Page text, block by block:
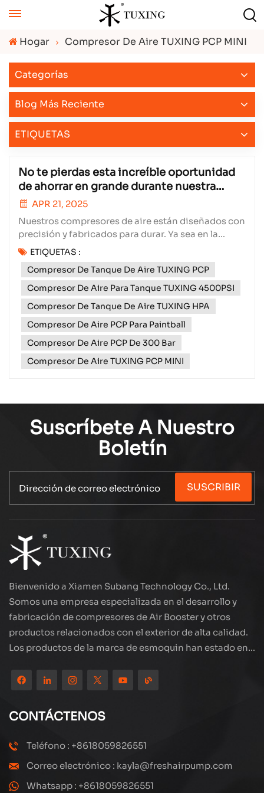
Hogar Compresor De Aire TUXING PCP MINI
Categorías
Blog Más Reciente
ETIQUETAS
No te pierdas esta increíble oportunidad
de ahorrar en grande durante nuestra
venta previa a las fiestas del Primero de
Mayo.
APR 21, 2025
Nuestros compresores de aire están diseñados con
precisión y fabricados para durar. Ya sea en la
construcción, la manufactura o cualquier industria
que dependa del aire comprimido, nuestros
compresores ofrecen un rendimiento constante,
eficiencia energética y confiabilidad. Desde
modelos compactos p...
ETIQUETAS :
Compresor De Tanque De Aire TUXING PCP
Compresor De Aire Para Tanque TUXING 4500PSI
Compresor De Tanque De Aire TUXING HPA
Compresor De Aire PCP Para Paintball
Compresor De Aire PCP De 300 Bar
Compresor De Aire TUXING PCP MINI
Suscríbete A Nuestro
Boletín
SUSCRIBIR
Bienvenido a Xiamen Subang Technology Co., Ltd.
Somos una empresa especializada en el desarrollo y
fabricación de compresores de Air Booster y otros
productos relacionados con el exterior de alta calidad.
Los productos de la marca de esmoquin han estado en
ubicada en el hermoso paisaje de la ciudad costera:
Xiamen, nuestros productos se exportan a más de 80
países y regiones, con una excelente calidad ha ganado
una amplia reputación internacional. Subang
Technology tiene un equipo de ventas profesional y un
estamos explorando y estudiando cómo actualizar
continuamente nuestros productos a través de la
CONTÁCTENOS
Teléfono : +8618059826551
Correo electrónico : kayla@freshairpump.com
Whatsapp : +8618059826551